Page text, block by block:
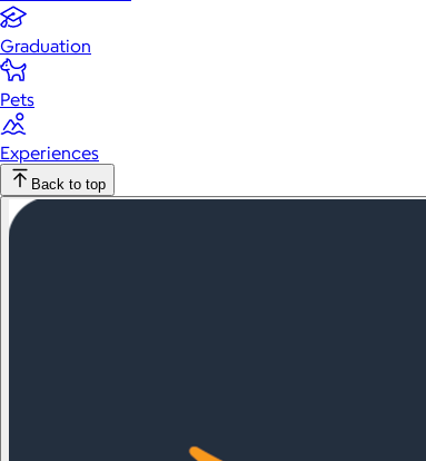
Graduation
Pets
Experiences
Back to top